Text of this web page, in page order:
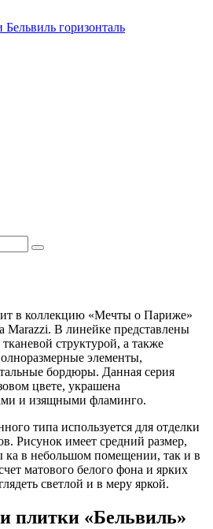
горизонталь
в коллекцию «Мечты о Париже»
Marazzi. В линейке представлены
структурой, а также
элементы,
бордюры. Данная серия
цвете, украшена
и изящными фламинго.
типа используется для отделки
Рисунок имеет средний размер,
ка в небольшом помещении, так и в
матового белого фона и ярких
светлой и в меру яркой.
плитки «Бельвиль»